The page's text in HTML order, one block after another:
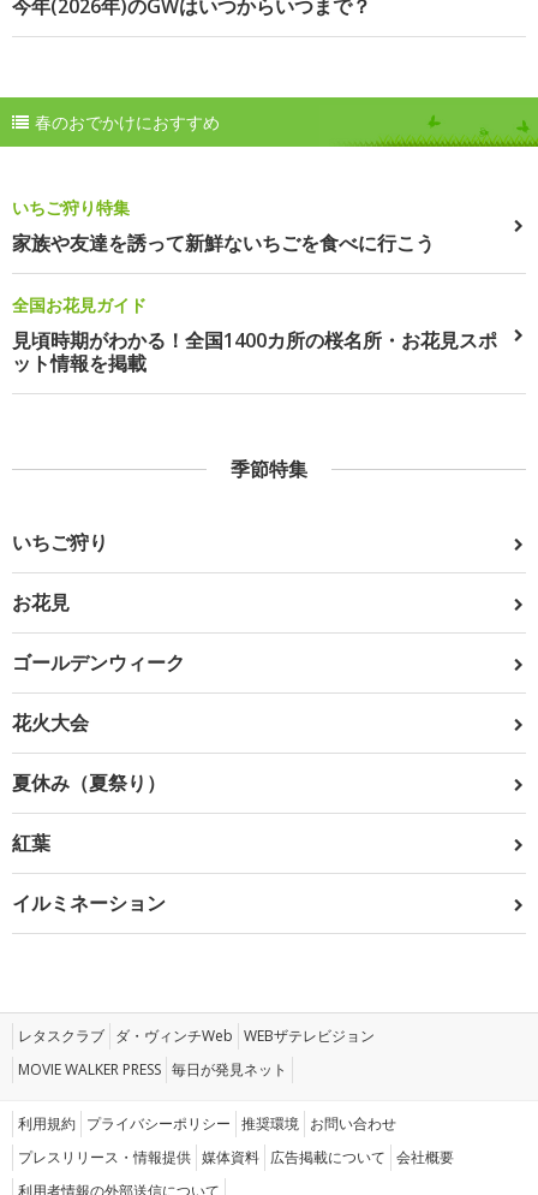
今年(2026年)のGWはいつからいつまで？
春のおでかけにおすすめ
いちご狩り特集
家族や友達を誘って新鮮ないちごを食べに行こう
全国お花見ガイド
見頃時期がわかる！全国1400カ所の桜名所・お花見スポ
ット情報を掲載
季節特集
いちご狩り
お花見
ゴールデンウィーク
花火大会
夏休み（夏祭り）
紅葉
イルミネーション
レタスクラブ ダ・ヴィンチWeb WEBザテレビジョン
MOVIE WALKER PRESS 毎日が発見ネット
利用規約 プライバシーポリシー 推奨環境 お問い合わせ
プレスリリース・情報提供 媒体資料 広告掲載について 会社概要
利用者情報の外部送信について